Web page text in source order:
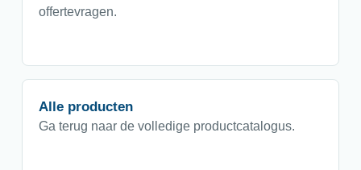
offertevragen.
Alle producten
Ga terug naar de volledige productcatalogus.